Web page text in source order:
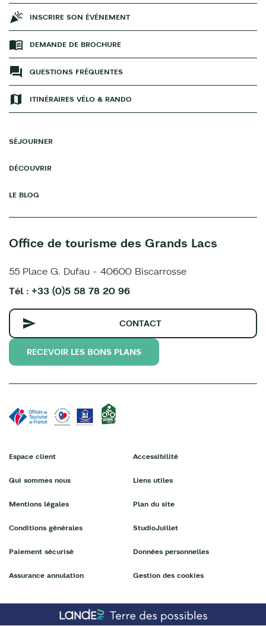
INSCRIRE SON ÉVÉNEMENT
DEMANDE DE BROCHURE
QUESTIONS FRÉQUENTES
ITINÉRAIRES VÉLO & RANDO
SÉJOURNER
DÉCOUVRIR
LE BLOG
Office de tourisme des Grands Lacs
55 Place G. Dufau - 40600 Biscarrosse
Tél : +33 (0)5 58 78 20 96
CONTACT
RECEVOIR LES BONS PLANS
Espace client
Qui sommes nous
Mentions légales
Conditions générales
Paiement sécurisé
Assurance annulation
Accessibilité
Liens utiles
Plan du site
StudioJuillet
Données personnelles
Gestion des cookies